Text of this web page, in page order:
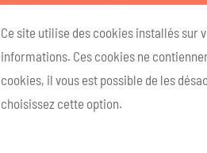
Ce site utilise des cookies installés sur
informations. Ces cookies ne
cookies, il vous est possible de les
choisissez cette option.